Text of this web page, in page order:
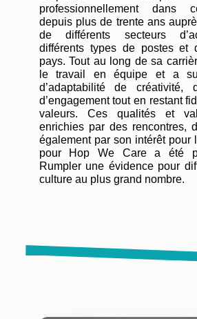
professionnellement dans
depuis plus de trente ans
de différents secteurs
différents types de postes et
pays. Tout au long de sa
le travail en équipe et a
d’adaptabilité de créativité,
d’engagement tout en restant
valeurs. Ces qualités et
enrichies par des rencontres,
également par son intérêt pour
pour Hop We Care a été
Rumpler une évidence pour
culture au plus grand nombre.